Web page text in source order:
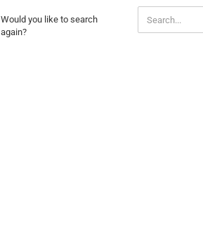
YOU
LIKE
Would you like to search
again?